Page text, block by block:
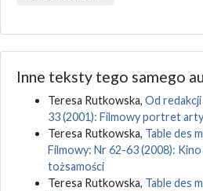
Inne teksty tego samego
Teresa Rutkowska, Od redakcji
33 (2001): Filmowy portret
Teresa Rutkowska, Table des
Filmowy: Nr 62-63 (2008):
tożsamości
Teresa Rutkowska, Table des